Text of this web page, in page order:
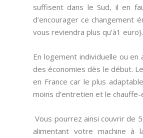
suffisent dans le Sud, il en
d’encourager ce changement
vous reviendra plus qu’à1 euro}.
En logement individuelle ou
des économies dès le début.
en France car le plus
moins d’entretien et le
Vous pourrez ainsi couvrir de
alimentant votre machine à